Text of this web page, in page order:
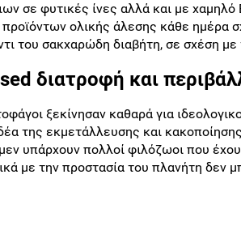
σε φυτικές ίνες αλλά και με χαμηλό
ολικής άλεσης κάθε ημέρα
του σακχαρώδη διαβήτη, σε σχέση
διατροφή και
ξεκίνησαν καθαρά για
της εκμετάλλευσης και
υπάρχουν πολλοί φιλόζωοι που
με την προστασία του πλανήτη δεν